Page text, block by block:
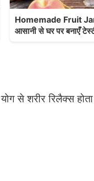
Homemade Fruit Jam:
आसानी से घर पर बनाएँ
से शरीर रिलैक्स